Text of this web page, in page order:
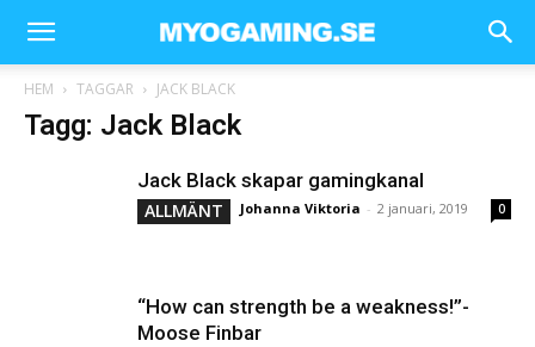
HEM TAGGAR JACK BLACK
Tagg: Jack Black
Jack Black skapar gamingkanal
ALLMÄNT Johanna Viktoria - 2 januari, 2019 0
“How can strength be a weakness!”-
Moose Finbar